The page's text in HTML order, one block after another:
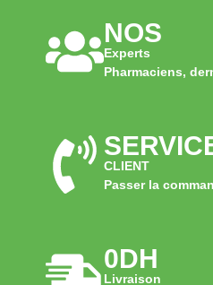
NOS
Experts
Pharmaciens,
CLIENT
Passer la
0DH
Livraison